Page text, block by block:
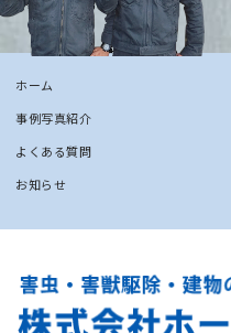
ホーム
事例写真紹介
よくある質問
お知らせ